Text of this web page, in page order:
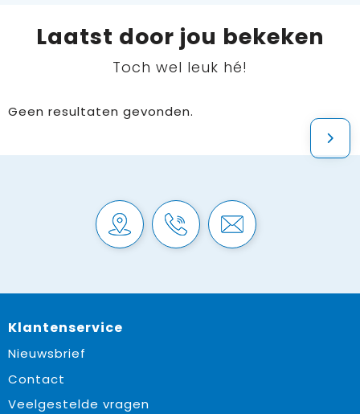
Laatst door jou bekeken
Toch wel leuk hé!
Geen resultaten gevonden.
Klantenservice
Nieuwsbrief
Contact
Veelgestelde vragen